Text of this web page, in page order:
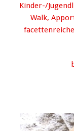
Kinder-/
Walk,